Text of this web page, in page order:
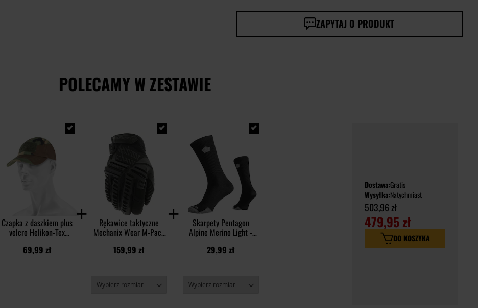
ZAPYTAJ O PRODUKT
POLECAMY W ZESTAWIE
Czapka z daszkiem plus
velcro Helikon-Tex
Woodland
69,99 zł
Rękawice taktyczne
Mechanix Wear M-Pact
159,99 zł
Skarpety Pentagon
Alpine Merino Light -
29,99 zł
Dostawa:Gratis
Wysyłka:Natychmiast
503,96 zł
479,95 zł
DO KOSZYKA